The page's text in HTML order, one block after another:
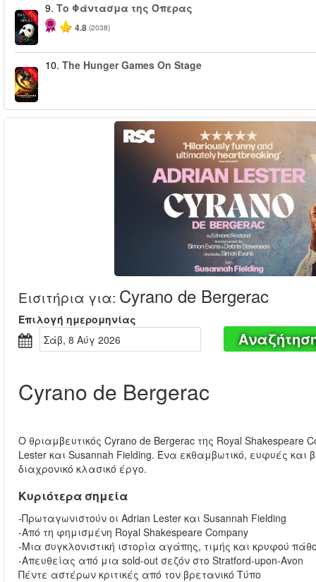
-20%
9. Το Φάντασμα της Όπερας
4.8 (2038)
-40%
10. The Hunger Games On Stage
Εισιτήρια για: Cyrano de Bergerac
Επιλογή ημερομηνίας
Σάβ, 8 Αύγ 2026
Cyrano de Bergerac
Ο θριαμβευτικός Cyrano de Bergerac της Royal
Lester και Susannah Fielding. Ένα εκθαμβωτικό, ευφυές
διαχρονικό κλασικό έργο.
Κυριότερα σημεία
-Πρωταγωνιστούν οι Adrian Lester και Susannah Fielding
-Από τη φημισμένη Royal Shakespeare Company
-Μια συγκλονιστική ιστορία αγάπης, τιμής και κρυφού
-Απευθείας από μια sold-out σεζόν στο Stratford-upon-Avon
Πέντε αστέρων κριτικές από τον βρετανικό Τύπο